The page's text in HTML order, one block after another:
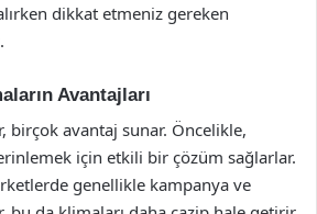
dikkat etmeniz gereken
Avantajları
birçok avantaj sunar. Öncelikle,
için etkili bir çözüm sağlarlar.
genellikle kampanya ve